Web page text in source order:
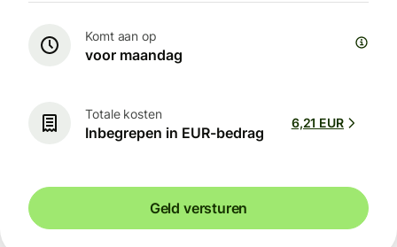
Komt aan op
voor maandag
Totale kosten
Inbegrepen in EUR-bedrag
6,21 EUR
Geld versturen